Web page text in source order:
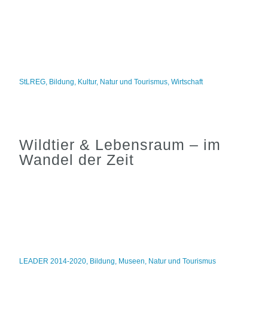
StLREG, Bildung, Kultur, Natur und Tourismus,Wirtschaft
Wildtier & Lebensraum – im
Wandel der Zeit
LEADER 2014-2020, Bildung, Museen, Natur und Tourismus